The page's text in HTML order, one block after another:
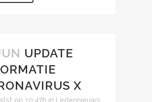
UPDATE
X
op 10:47h in
Ledennieuws